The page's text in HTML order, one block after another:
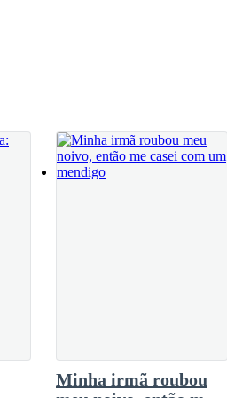
Minha irmã roubou